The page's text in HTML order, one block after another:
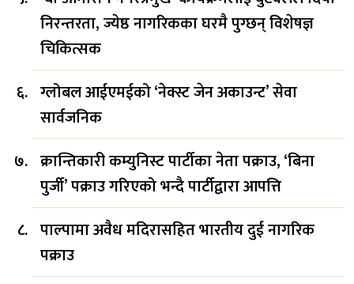
निरन्तरता, ज्येष्ठ नागरिकका घरमै पुग्छन् विशेषज्ञ
चिकित्सक
ग्लोबल आईएमईको ‘नेक्स्ट जेन अकाउन्ट’ सेवा
सार्वजनिक
क्रान्तिकारी कम्युनिस्ट पार्टीका नेता पक्राउ, ‘बिना
पुर्जी’ पक्राउ गरिएको भन्दै पार्टीद्वारा आपत्ति
पाल्पामा अवैध मदिरासहित भारतीय दुई नागरिक
पक्राउ